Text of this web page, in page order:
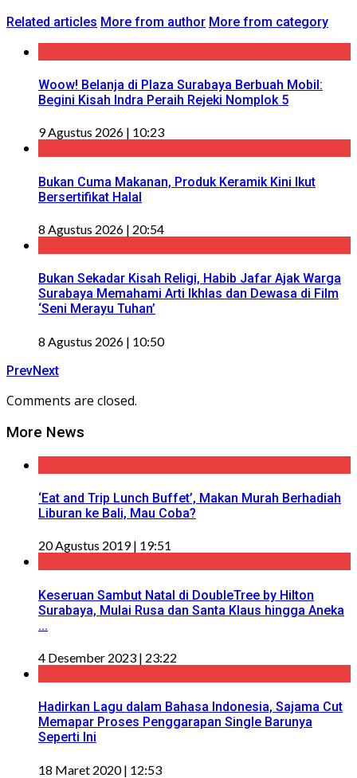
Related articles More from author More from category
Woow! Belanja di Plaza Surabaya Berbuah Mobil:
Begini Kisah Indra Peraih Rejeki Nomplok 5
9 Agustus 2026 | 10:23
Bukan Cuma Makanan, Produk Keramik Kini Ikut
Bersertifikat Halal
8 Agustus 2026 | 20:54
Bukan Sekadar Kisah Religi, Habib Jafar Ajak Warga
Surabaya Memahami Arti Ikhlas dan Dewasa di Film
‘Seni Merayu Tuhan’
8 Agustus 2026 | 10:50
PrevNext
Comments are closed.
More News
‘Eat and Trip Lunch Buffet’, Makan Murah Berhadiah
Liburan ke Bali, Mau Coba?
20 Agustus 2019 | 19:51
Keseruan Sambut Natal di DoubleTree by Hilton
Surabaya, Mulai Rusa dan Santa Klaus hingga Aneka
...
4 Desember 2023 | 23:22
Hadirkan Lagu dalam Bahasa Indonesia, Sajama Cut
Memapar Proses Penggarapan Single Barunya
Seperti Ini
18 Maret 2020 | 12:53